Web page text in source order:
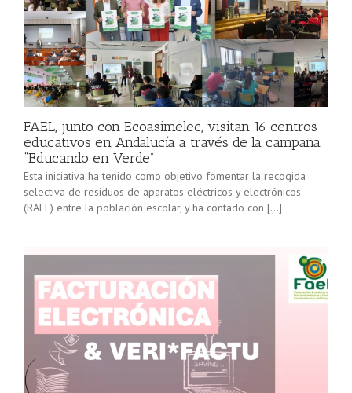
FAEL, junto con Ecoasimelec, visitan 16 centros
educativos en Andalucía a través de la campaña
“Educando en Verde”
Esta iniciativa ha tenido como objetivo fomentar la recogida
selectiva de residuos de aparatos eléctricos y electrónicos
(RAEE) entre la población escolar, y ha contado con […]